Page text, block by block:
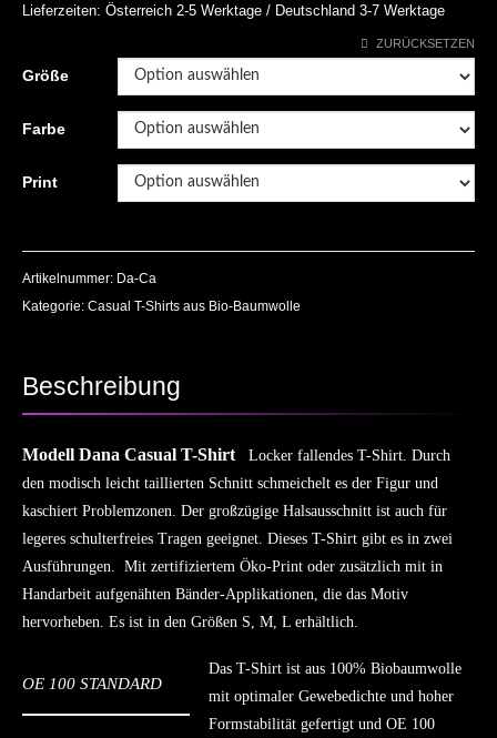
Lieferzeiten: Österreich 2-5 Werktage / Deutschland 3-7 Werktage
Größe
Farbe
Print
ZURÜCKSETZEN
Artikelnummer: Da-Ca
Kategorie: Casual T-Shirts aus Bio-Baumwolle
Beschreibung
Modell Dana Casual T-Shirt
Locker fallendes T-Shirt. Durch
den modisch leicht taillierten Schnitt schmeichelt es der Figur und
kaschiert Problemzonen. Der großzügige Halsausschnitt ist auch für
legeres schulterfreies Tragen geeignet. Dieses T-Shirt gibt es in zwei
Ausführungen. Mit zertifiziertem Öko-Print oder zusätzlich mit in
Handarbeit aufgenähten Bänder-Applikationen, die das Motiv
hervorheben. Es ist in den Größen S, M, L erhältlich.
OE 100 STANDARD
Das T-Shirt ist aus 100% Biobaumwolle
mit optimaler Gewebedichte und hoher
Formstabilität gefertigt und OE 100